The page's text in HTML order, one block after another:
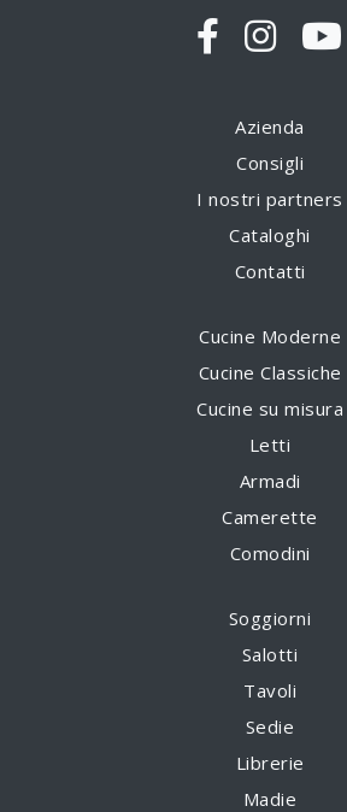
Azienda
Consigli
I nostri partners
Cataloghi
Contatti
Cucine Moderne
Cucine Classiche
Cucine su misura
Letti
Armadi
Camerette
Comodini
Soggiorni
Salotti
Tavoli
Sedie
Librerie
Madie